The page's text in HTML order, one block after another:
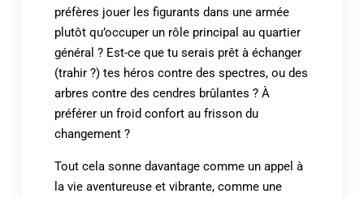
préfères jouer les figurants dans une armée
plutôt qu’occuper un rôle principal au quartier
général ? Est-ce que tu serais prêt à échanger
(trahir ?) tes héros contre des spectres, ou des
arbres contre des cendres brûlantes ? À
préférer un froid confort au frisson du
changement ?
Tout cela sonne davantage comme un appel à
la vie aventureuse et vibrante, comme une